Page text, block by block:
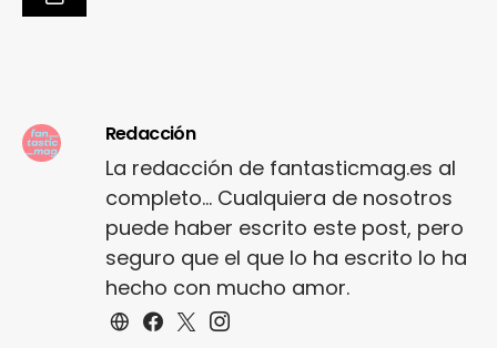
Redacción
La redacción de fantasticmag.es al
completo... Cualquiera de nosotros
puede haber escrito este post, pero
seguro que el que lo ha escrito lo ha
hecho con mucho amor.